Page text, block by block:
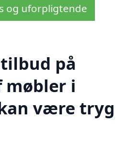
og uforpligtende
på
møbler i
være tryg